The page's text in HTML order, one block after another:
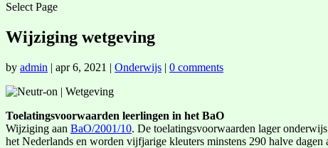
Select Page
Wijziging wetgeving
by admin | apr 6, 2021 | Onderwijs | 0 comments
Toelatingsvoorwaarden leerlingen in het BaO
Wijziging aan BaO/2001/10. De toelatingsvoorwaarden lager
het Nederlands en worden vijfjarige kleuters minstens 290 halve dagen